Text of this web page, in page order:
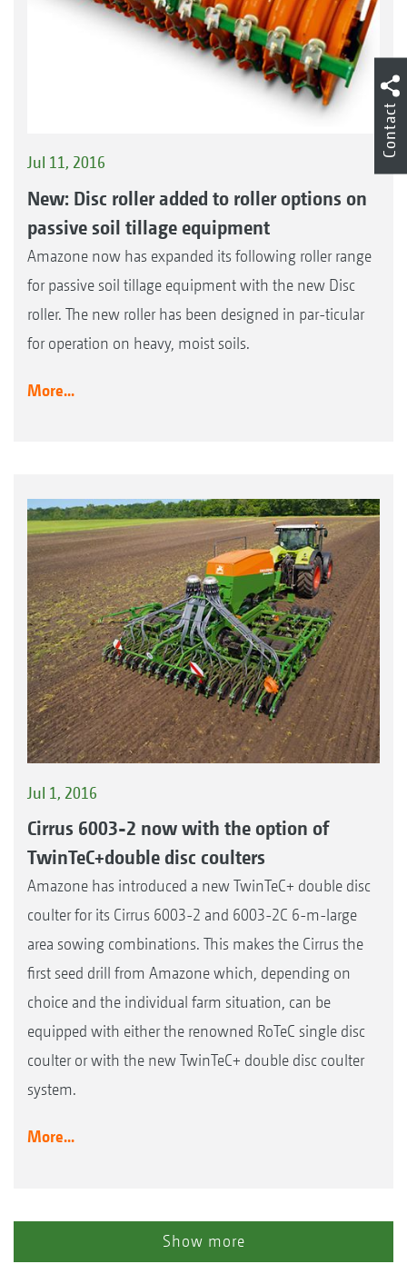
Jul 11, 2016
New: Disc roller added to roller options on
passive soil tillage equipment
Amazone now has expanded its following roller range
for passive soil tillage equipment with the new Disc
roller. The new roller has been designed in par-ticular
for operation on heavy, moist soils.
More...
Jul 1, 2016
Cirrus 6003-2 now with the option of
TwinTeC+double disc coulters
Amazone has introduced a new TwinTeC+ double disc
coulter for its Cirrus 6003-2 and 6003-2C 6-m-large
area sowing combinations. This makes the Cirrus the
first seed drill from Amazone which, depending on
choice and the individual farm situation, can be
equipped with either the renowned RoTeC single disc
coulter or with the new TwinTeC+ double disc coulter
system.
More...
Show more
Contact